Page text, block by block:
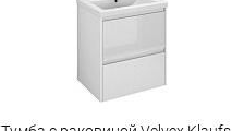
В избранное Под заказ